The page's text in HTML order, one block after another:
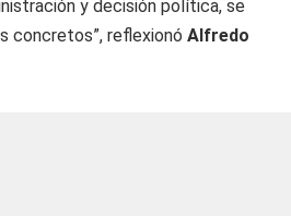
y decisión política, se
concretos”, reflexionó Alfredo